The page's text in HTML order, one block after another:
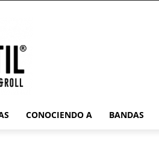
CONOCIENDO A BANDAS